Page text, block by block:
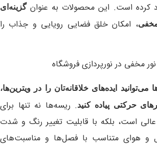
کرده است. این محصولات به عنوانگزینه‌ای
مخفی، امکان خلق فضایی رویایی و جذاب را
می‌توانید ایده‌های خلاقانه‌تان را در ویترین‌ها،
حرکتی پیاده کنید. ریسه‌ها نه تنها برای
عالی است، بلکه با قابلیت تغییر رنگ و شدت
و هوای متناسب با فصل‌ها و مناسبت‌های